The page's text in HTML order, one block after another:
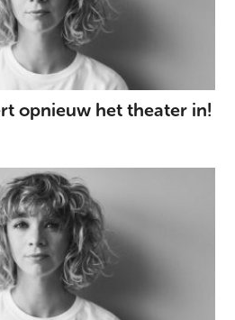
opnieuw het theater in!